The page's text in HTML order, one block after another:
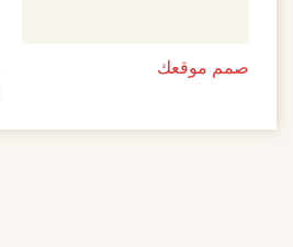
صمم موقعك